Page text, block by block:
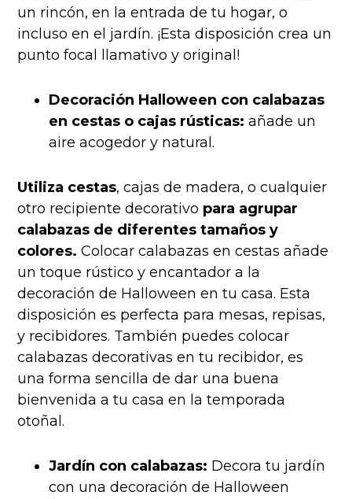
un rincón, en la entrada de tu hogar, o
incluso en el jardín. ¡Esta disposición crea un
punto focal llamativo y original!
Decoración Halloween con calabazas
en cestas o cajas rústicas: añade un
aire acogedor y natural.
Utiliza cestas, cajas de madera, o cualquier
otro recipiente decorativo para agrupar
calabazas de diferentes tamaños y
colores. Colocar calabazas en cestas añade
un toque rústico y encantador a la
decoración de Halloween en tu casa. Esta
disposición es perfecta para mesas, repisas,
y recibidores. También puedes colocar
calabazas decorativas en tu recibidor, es
una forma sencilla de dar una buena
bienvenida a tu casa en la temporada
otoñal.
Jardín con calabazas: Decora tu jardín
con una decoración de Halloween